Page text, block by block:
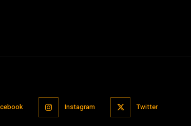
Instagram Twitter